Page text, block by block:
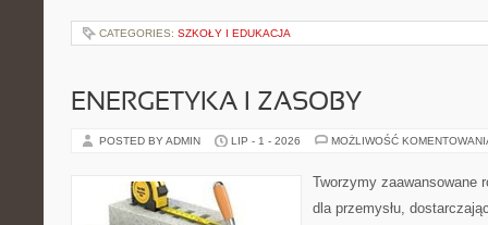
CATEGORIES: SZKOŁY I EDUKACJA
ENERGETYKA I ZASOBY
POSTED BY ADMIN LIP - 1 - 2026 MOŻLIWOŚĆ
Tworzymy zaawansowane
dla przemysłu,